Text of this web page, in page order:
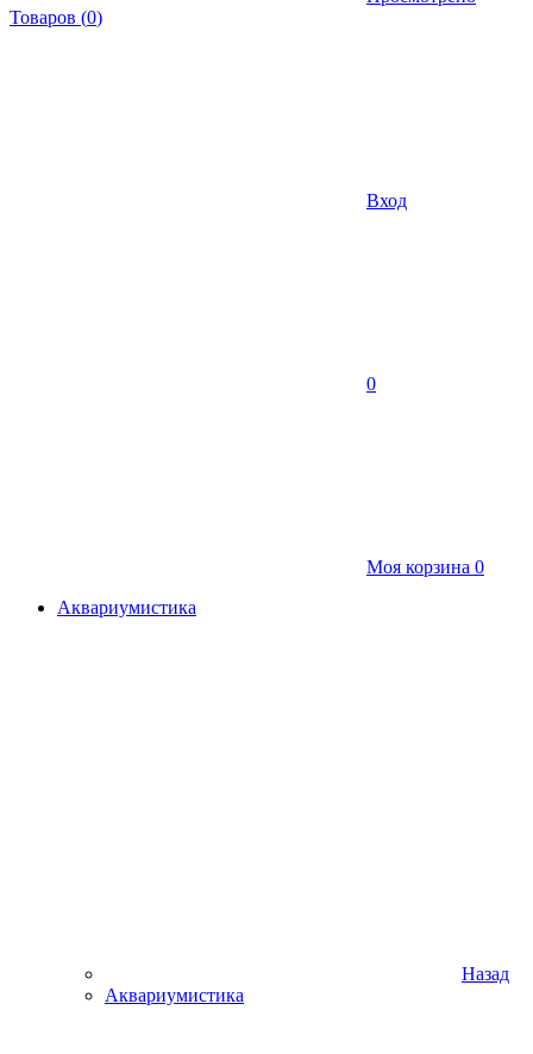
Товаров (0)
Вход
0
Моя корзина 0
Аквариумистика
Назад
Аквариумистика